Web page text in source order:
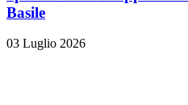
Basile
03 Luglio 2026